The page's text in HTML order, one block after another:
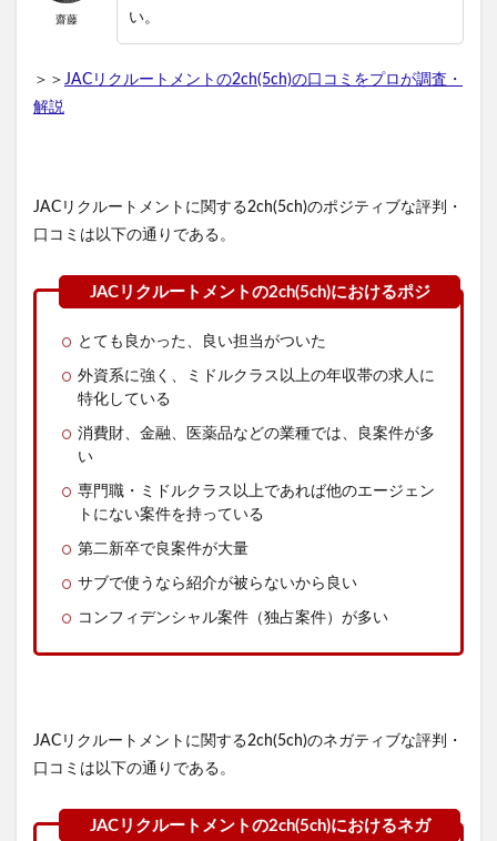
齋藤
い。
＞＞ JACリクルートメントの2ch(5ch)の口コミをプロが調査・
解説
JACリクルートメントに関する2ch(5ch)のポジティブな評判・
口コミは以下の通りである。
とても良かった、良い担当がついた
外資系に強く、ミドルクラス以上の年収帯の求人に
特化している
消費財、金融、医薬品などの業種では、良案件が多
い
専門職・ミドルクラス以上であれば他のエージェン
トにない案件を持っている
第二新卒で良案件が大量
サブで使うなら紹介が被らないから良い
コンフィデンシャル案件（独占案件）が多い
JACリクルートメントに関する2ch(5ch)のネガティブな評判・
口コミは以下の通りである。